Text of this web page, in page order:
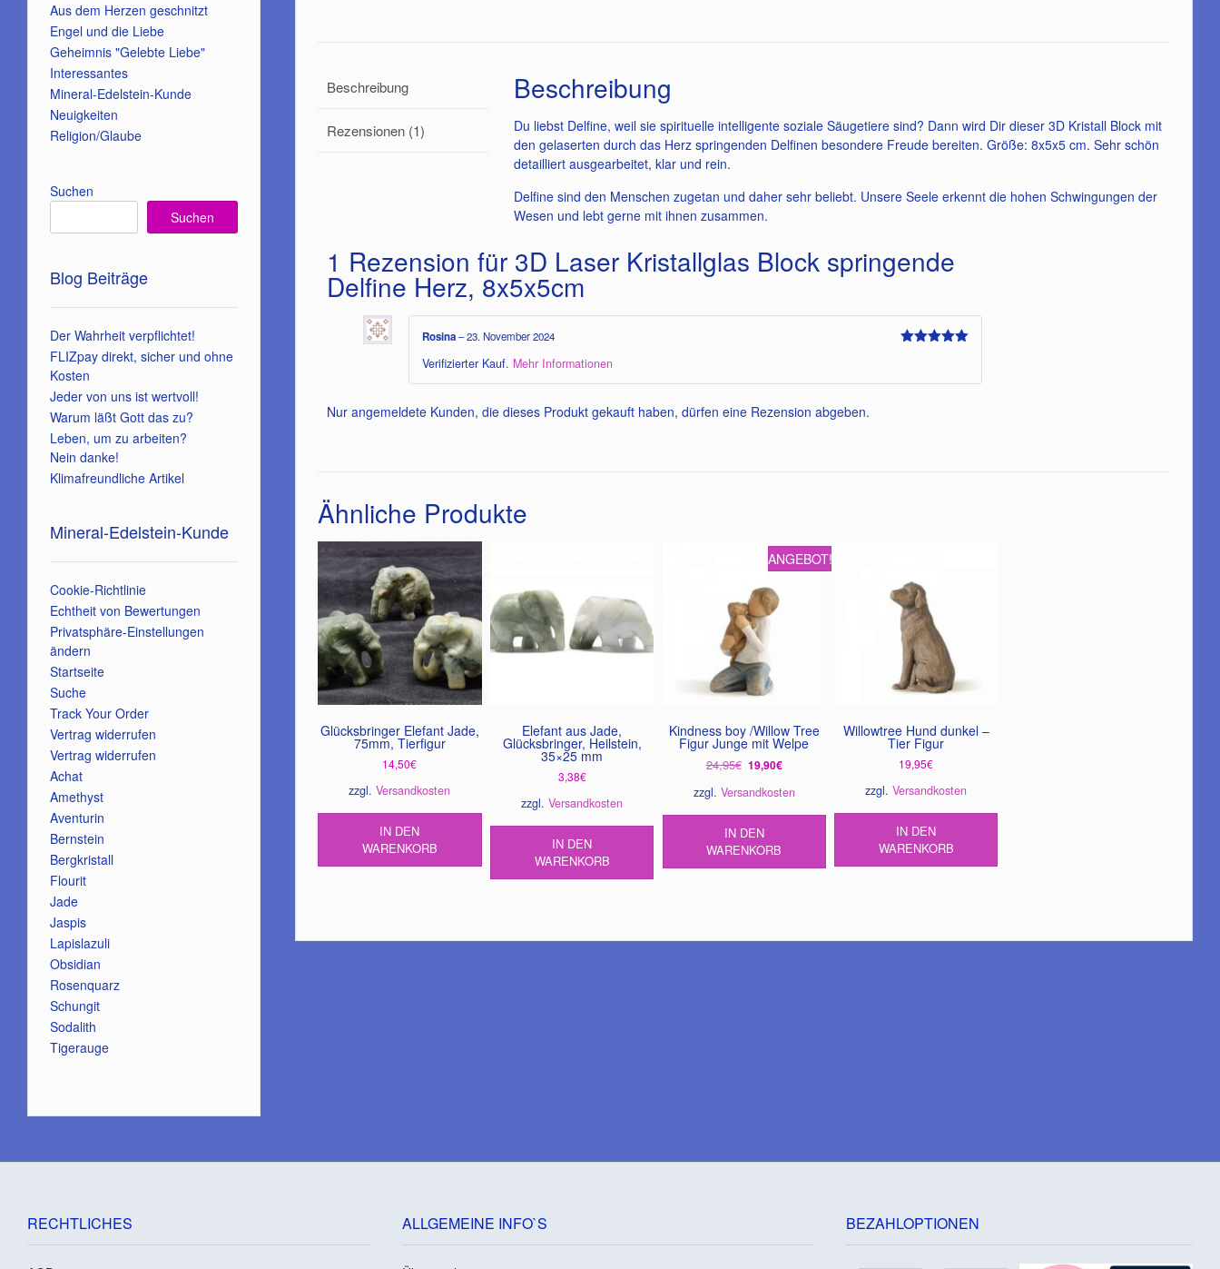
Beschreibung
Rezensionen (1)
Beschreibung
Du liebst Delfine, weil sie spirituelle intelligente soziale Säugetiere sind? Dann wird Dir dieser 3D Kristall Block mit
den gelaserten durch das Herz springenden Delfinen besondere Freude bereiten. Größe: 8x5x5 cm. Sehr schön
detailliert ausgearbeitet, klar und rein.
Delfine sind den Menschen zugetan und daher sehr beliebt. Unsere Seele erkennt die hohen Schwingungen der
Wesen und lebt gerne mit ihnen zusammen.
1 Rezension für 3D Laser Kristallglas Block springende
Delfine Herz, 8x5x5cm
Rosina– 23. November 2024
Verifizierter Kauf. Mehr Informationen
Nur angemeldete Kunden, die dieses Produkt gekauft haben, dürfen eine Rezension abgeben.
Ähnliche Produkte
Glücksbringer Elefant Jade,
75mm, Tierfigur
14,50€
zzgl.Versandkosten
IN DEN
WARENKORB
Elefant aus Jade,
Glücksbringer, Heilstein,
35×25 mm
3,38€
zzgl.Versandkosten
IN DEN
WARENKORB
ANGEBOT!
Kindness boy /Willow Tree
Figur Junge mit Welpe
24,95€ Ursprünglicher
war:
24,95€
19,90€Aktueller
ist:
19,90€.
zzgl. Versandkosten
IN DEN
WARENKORB
Willowtree Hund dunkel –
Tier Figur
19,95€
zzgl.Versandkosten
IN DEN
WARENKORB
Aus dem Herzen geschnitzt
Engel und die Liebe
Geheimnis "Gelebte Liebe"
Interessantes
Mineral-Edelstein-Kunde
Neuigkeiten
Religion/Glaube
Suchen
Suchen
Blog Beiträge
Der Wahrheit verpflichtet!
FLIZpay direkt, sicher und ohne
Kosten
Jeder von uns ist wertvoll!
Warum läßt Gott das zu?
Leben, um zu arbeiten?
Nein danke!
Klimafreundliche Artikel
Mineral-Edelstein-Kunde
Cookie-Richtlinie
Echtheit von Bewertungen
Privatsphäre-Einstellungen
ändern
Startseite
Suche
Track Your Order
Vertrag widerrufen
Vertrag widerrufen
Achat
Amethyst
Aventurin
Bernstein
Bergkristall
Flourit
Jade
Jaspis
Lapislazuli
Obsidian
Rosenquarz
Schungit
Sodalith
Tigerauge
RECHTLICHES ALLGEMEINE INFO`S BEZAHLOPTIONEN